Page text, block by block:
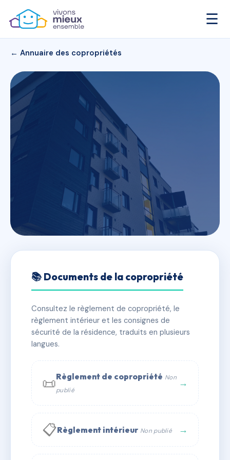
☰
← Annuaire des copropriétés
BLEU HORIZON
✓ Immatriculée 🏠 140 lots 🏗 1 bâtiment(s)
📞 Contacter Syndic Digital
📚 Documents de la copropriété
Consultez le règlement de copropriété, le
règlement intérieur et les consignes de
sécurité de la résidence, traduits en plusieurs
langues.
📜Règlement de copropriété Non
publié
→
📋Règlement intérieur Non publié →